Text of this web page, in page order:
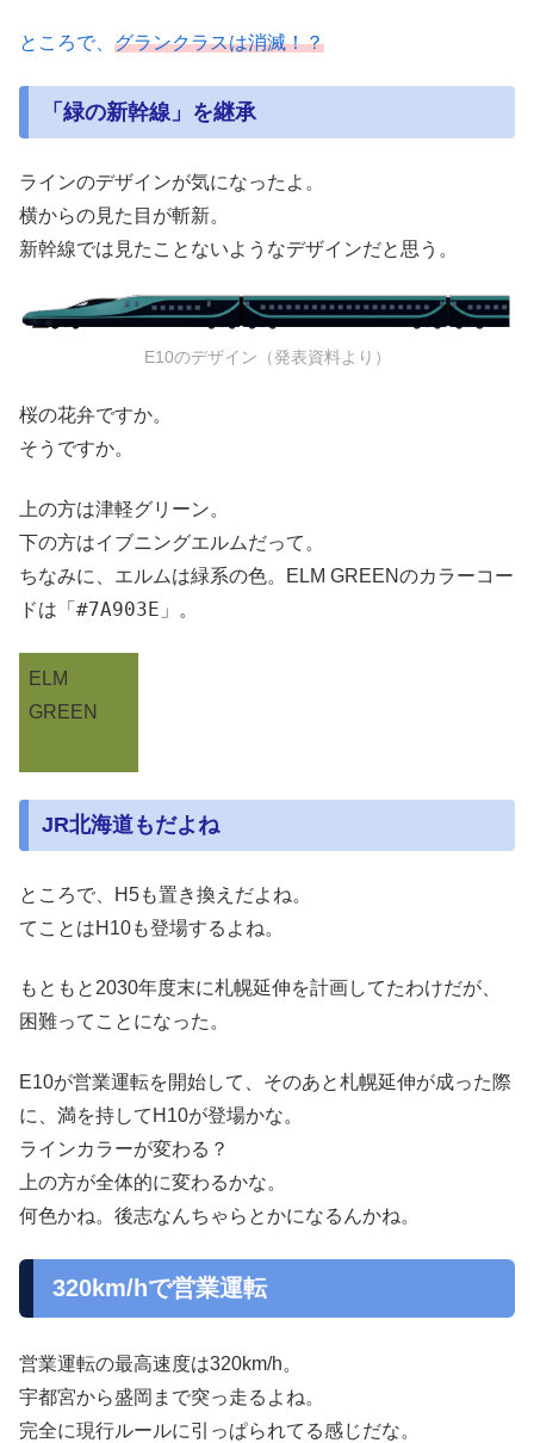
ところで、 グランクラスは消滅！？
「緑の新幹線」を継承
ラインのデザインが気になったよ。
横からの見た目が斬新。
新幹線では見たことないようなデザインだと思う。
E10のデザイン（発表資料より）
桜の花弁ですか。
そうですか。
上の方は津軽グリーン。
下の方はイブニングエルムだって。
ちなみに、エルムは緑系の色。ELM GREENのカラーコー
ドは「 #7A903E 」。
ELM
GREEN
JR北海道もだよね
ところで、H5も置き換えだよね。
てことはH10も登場するよね。
もともと2030年度末に札幌延伸を計画してたわけだが、
困難ってことになった。
E10が営業運転を開始して、そのあと札幌延伸が成った際
に、満を持してH10が登場かな。
ラインカラーが変わる？
上の方が全体的に変わるかな。
何色かね。後志なんちゃらとかになるんかね。
320km/hで営業運転
営業運転の最高速度は320km/h。
宇都宮から盛岡まで突っ走るよね。
完全に現行ルールに引っぱられてる感じだな。